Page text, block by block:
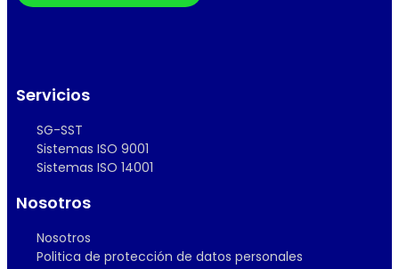
Servicios
SG-SST
Sistemas ISO 9001
Sistemas ISO 14001
Nosotros
Nosotros
Politica de protección de datos personales